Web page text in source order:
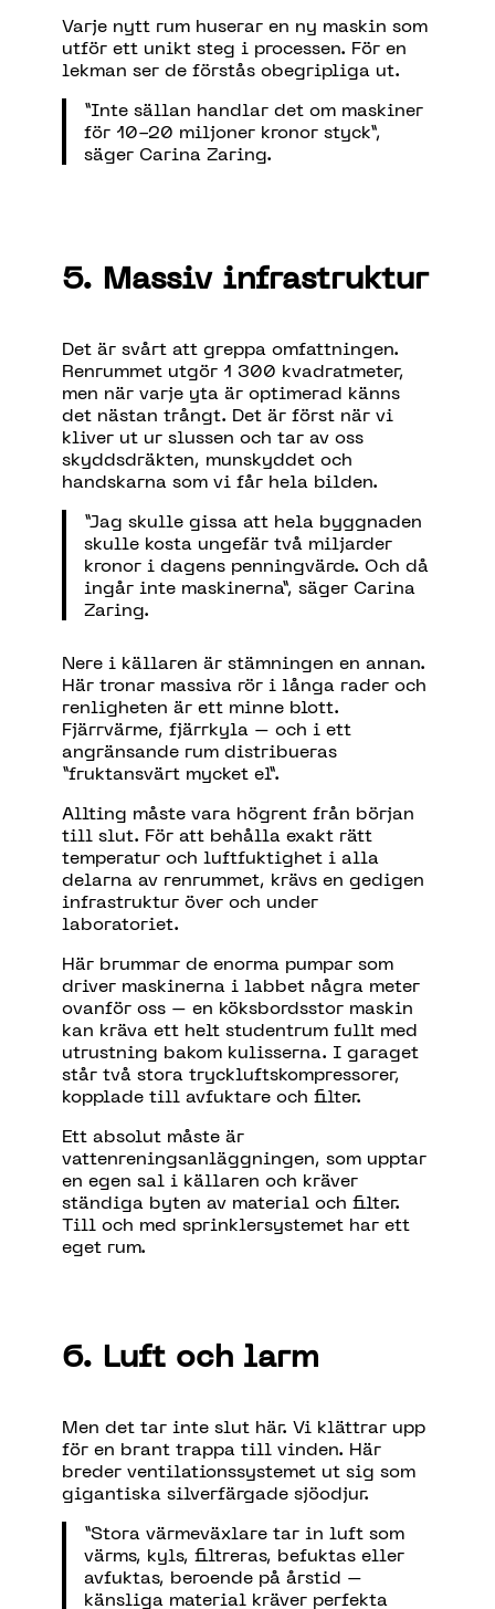
Varje nytt rum huserar en ny maskin som
utför ett unikt steg i processen. För en
lekman ser de förstås obegripliga ut.
”Inte sällan handlar det om maskiner
för 10-20 miljoner kronor styck”,
säger Carina Zaring.
5. Massiv infrastruktur
Det är svårt att greppa omfattningen.
Renrummet utgör 1 300 kvadratmeter,
men när varje yta är optimerad känns
det nästan trångt. Det är först när vi
kliver ut ur slussen och tar av oss
skyddsdräkten, munskyddet och
handskarna som vi får hela bilden.
”Jag skulle gissa att hela byggnaden
skulle kosta ungefär två miljarder
kronor i dagens penningvärde. Och då
ingår inte maskinerna”, säger Carina
Zaring.
Nere i källaren är stämningen en annan.
Här tronar massiva rör i långa rader och
renligheten är ett minne blott.
Fjärrvärme, fjärrkyla – och i ett
angränsande rum distribueras
”fruktansvärt mycket el”.
Allting måste vara högrent från början
till slut. För att behålla exakt rätt
temperatur och luftfuktighet i alla
delarna av renrummet, krävs en gedigen
infrastruktur över och under
laboratoriet.
Här brummar de enorma pumpar som
driver maskinerna i labbet några meter
ovanför oss – en köksbordsstor maskin
kan kräva ett helt studentrum fullt med
utrustning bakom kulisserna. I garaget
står två stora tryckluftskompressorer,
kopplade till avfuktare och filter.
Ett absolut måste är
vattenreningsanläggningen, som upptar
en egen sal i källaren och kräver
ständiga byten av material och filter.
Till och med sprinklersystemet har ett
eget rum.
6. Luft och larm
Men det tar inte slut här. Vi klättrar upp
för en brant trappa till vinden. Här
breder ventilationssystemet ut sig som
gigantiska silverfärgade sjöodjur.
”Stora värmeväxlare tar in luft som
värms, kyls, filtreras, befuktas eller
avfuktas, beroende på årstid –
känsliga material kräver perfekta